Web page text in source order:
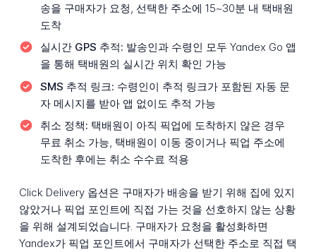
송을 구매자가 요청, 선택한 주소에 15~30분 내 택배원
도착
실시간 GPS 추적: 발송인과 수령인 모두 Yandex Go 앱
을 통해 택배원의 실시간 위치 확인 가능
SMS 추적 링크: 수령인이 추적 링크가 포함된 자동 문
자 메시지를 받아 앱 없이도 추적 가능
취소 정책: 택배원이 아직 픽업에 도착하지 않은 경우
무료 취소 가능, 택배원이 이동 중이거나 픽업 주소에
도착한 후에는 취소 수수료 적용
Click Delivery 옵션은 구매자가 배송을 받기 위해 집에 있지
않았거나 픽업 포인트에 직접 가는 것을 선호하지 않는 상황
을 위해 설계되었습니다. 구매자가 요청을 활성화하면
Yandex가 픽업 포인트에서 구매자가 선택한 주소로 직접 택